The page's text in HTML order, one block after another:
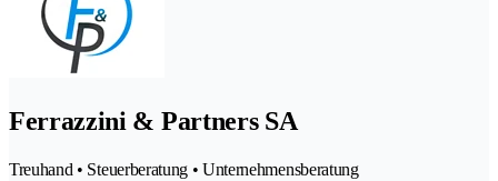
Ferrazzini & Partners SA
Treuhand • Steuerberatung • Unternehmensberatung